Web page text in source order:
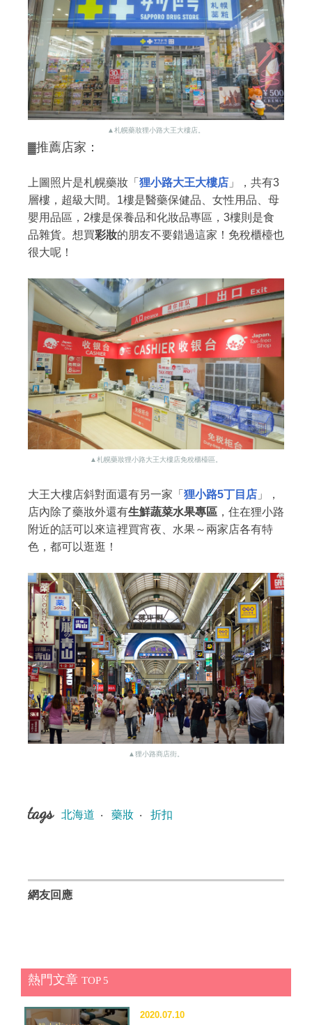
▲札幌藥妝狸小路大王大樓店。
▓推薦店家：
上圖照片是札幌藥妝「 狸小路大王大樓店 」，共有3
層樓，超級大間。1樓是醫藥保健品、女性用品、母
嬰用品區，2樓是保養品和化妝品專區，3樓則是食
品雜貨。想買彩妝的朋友不要錯過這家！免稅櫃檯也
很大呢！
▲札幌藥妝狸小路大王大樓店免稅櫃檯區
大王大樓店斜對面還有另一家「 狸小路5丁目店 」，
店內除了藥妝外還有生鮮蔬菜水果專區 ，住在狸小路
附近的話可以來這裡買宵夜、水果～兩家店各有特
色，都可以逛逛！
▲狸小路商店街。
tags 北海道 ‧ 藥妝 ‧ 折扣
網友回應
熱門文章 TOP 5
2020.07.10